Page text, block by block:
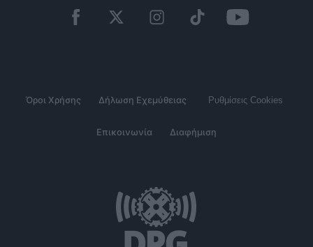
Όροι Χρήσης Δήλωση Εχεμύθειας Ρυθμίσεις Cookies
Επικοινωνία Διαφήμιση